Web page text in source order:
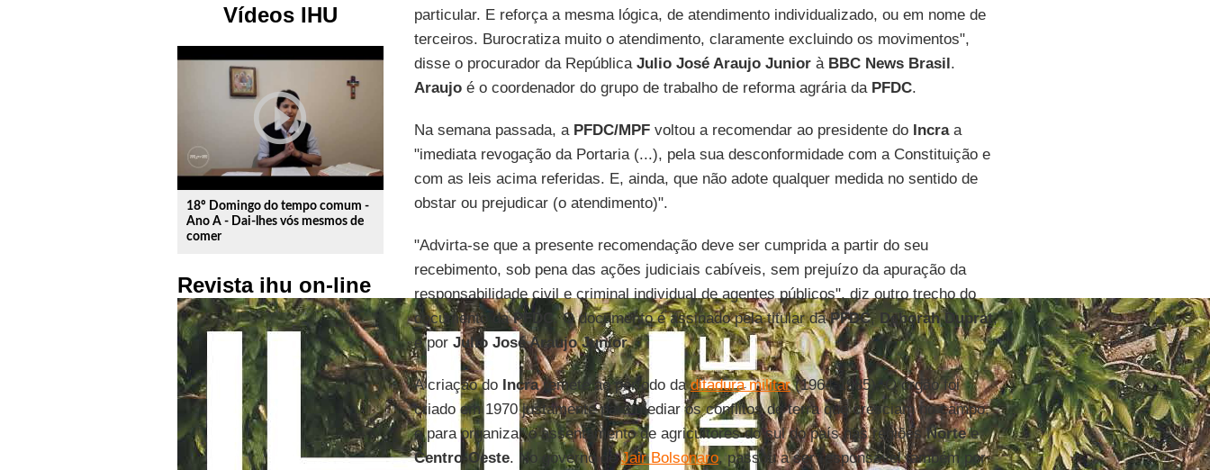
Vídeos IHU
play_circle_outline
18º Domingo do tempo comum -
Ano A - Dai-lhes vós mesmos de
comer
Revista ihu on-line
particular. E reforça a mesma lógica, de atendimento individualizado, ou em nome de
terceiros. Burocratiza muito o atendimento, claramente excluindo os movimentos",
disse o procurador da República Julio José Araujo Juniorà BBC News Brasil.
Araujoé o coordenador do grupo de trabalho de reforma agrária da PFDC.
Na semana passada, a PFDC/MPFvoltou a recomendar ao presidente do Incraa
"imediata revogação da Portaria (...), pela sua desconformidade com a Constituição e
com as leis acima referidas. E, ainda, que não adote qualquer medida no sentido de
obstar ou prejudicar (o atendimento)".
"Advirta-se que a presente recomendação deve ser cumprida a partir do seu
recebimento, sob pena das ações judiciais cabíveis, sem prejuízo da apuração da
responsabilidade civil e criminal individual de agentes públicos", diz outro trecho do
documento daPFDC . O documento é assinado pela titular daPFDC,Deborah Duprat,
e por Julio José Araujo Junior.
A criação do Incraremete ao período daditadura militar(1964-1985). O órgão foi
criado em 1970 justamente para mediar os conflitos de terra que cresciam no campo,
e para organizar o assentamento de agricultores do sul do país nas regiõesNortee
Centro-Oeste. No governo de Jair Bolsonaro, passou a ser responsável também por